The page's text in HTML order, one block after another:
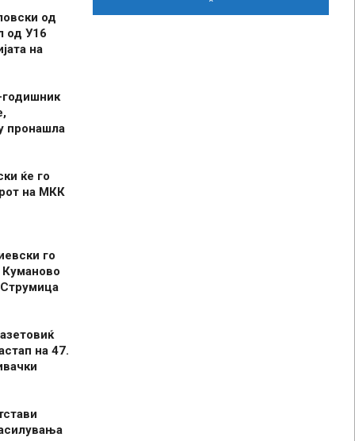
од
од У16
на
пронашла
ќе го
на МКК
го
на 47.